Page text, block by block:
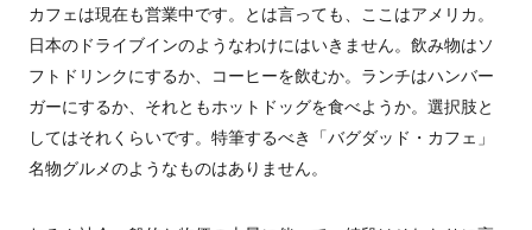
カフェは現在も営業中です。とは言っても、ここはアメリカ。
日本のドライブインのようなわけにはいきません。飲み物はソ
フトドリンクにするか、コーヒーを飲むか。ランチはハンバー
ガーにするか、それともホットドッグを食べようか。選択肢と
してはそれくらいです。特筆するべき「バグダッド・カフェ」
名物グルメのようなものはありません。